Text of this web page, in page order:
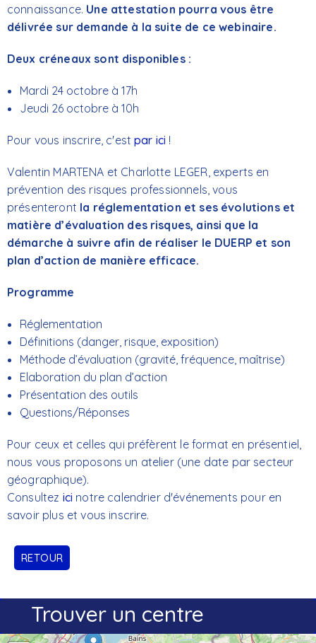
connaissance. Une attestation pourra vous être
délivrée sur demande à la suite de ce webinaire.
Deux créneaux sont disponibles :
Mardi 24 octobre à 17h
Jeudi 26 octobre à 10h
Pour vous inscrire, c'estpar ici !
Valentin MARTENA et Charlotte LEGER, experts en
prévention des risques professionnels, vous
présenteront la réglementation et ses évolutions et
matière d’évaluation des risques, ainsi que la
démarche à suivre afin de réaliser le DUERP et son
plan d’action de manière efficace.
Programme
Réglementation
Définitions (danger, risque, exposition)
Méthode d’évaluation (gravité, fréquence, maîtrise)
Elaboration du plan d’action
Présentation des outils
Questions/Réponses
Pour ceux et celles qui préfèrent le format en présentiel,
nous vous proposons un atelier (une date par secteur
géographique).
Consultez ici notre calendrier d'événements pour en
savoir plus et vous inscrire.
RETOUR
Trouver un centre